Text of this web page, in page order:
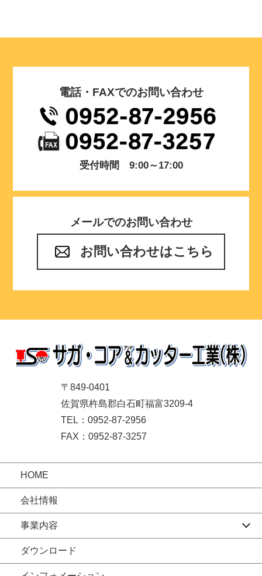
電話・FAXでのお問い合わせ
受付時間 9:00～17:00
メールでのお問い合わせ
お問い合わせはこちら
〒849-0401
佐賀県杵島郡白石町福富3209-4
TEL：0952-87-2956
FAX：0952-87-3257
HOME
会社情報
事業内容
ダウンロード